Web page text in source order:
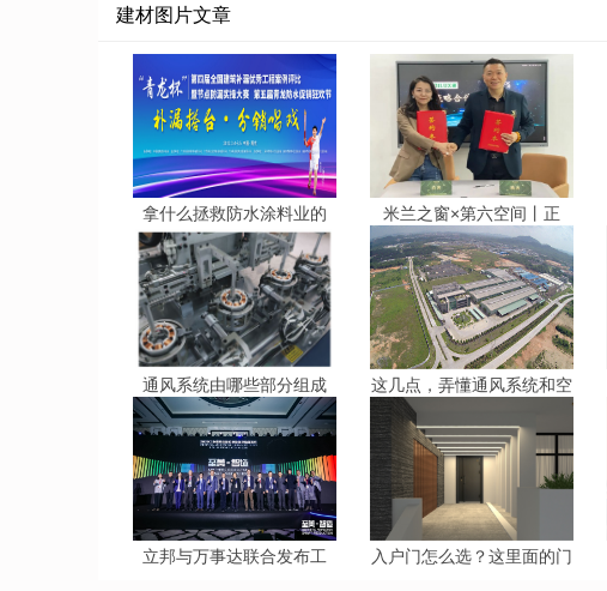
建材图片文章
拿什么拯救防水涂料业的 米兰之窗×第六空间丨正
通风系统由哪些部分组成 这几点，弄懂通风系统和空
立邦与万事达联合发布工 入户门怎么选？这里面的门